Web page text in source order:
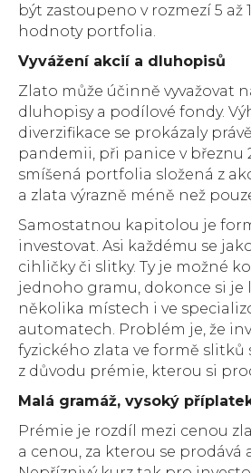
být zastoupeno v rozmezí 5 až
hodnoty portfolia.
Vyvážení akcií a dluhopisů
Zlato může účinně vyvažovat
dluhopisy a podílové fondy.
diverzifikace se prokázaly
pandemii, při panice v březnu
smíšená portfolia složená z
a zlata výrazně méně než
Samostatnou kapitolou je
investovat. Asi každému se
cihličky či slitky. Ty je možné
jednoho gramu, dokonce si je
několika místech i ve
automatech. Problém je, že
fyzického zlata ve formě slitků
z důvodu prémie, kterou si
Malá gramáž, vysoký
Prémie je rozdíl mezi cenou
a cenou, za kterou se prodává